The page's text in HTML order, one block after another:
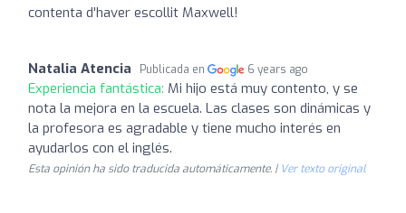
contenta d'haver escollit Maxwell!
Natalia Atencia Publicada en 6 years ago
Experiencia fantástica: Mi hijo está muy contento, y se
nota la mejora en la escuela. Las clases son dinámicas y
la profesora es agradable y tiene mucho interés en
ayudarlos con el inglés.
Esta opinión ha sido traducida automáticamente. | Ver texto original